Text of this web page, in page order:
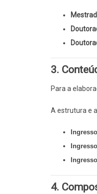
3.
Para a
A estrutura e
Ingresso
Ingresso
4.